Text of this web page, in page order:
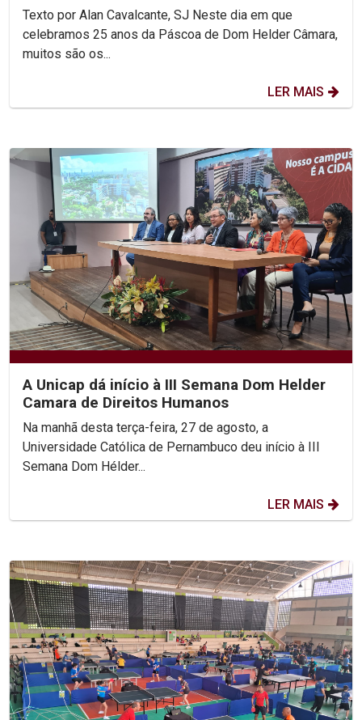
Texto por Alan Cavalcante, SJ Neste dia em que
celebramos 25 anos da Páscoa de Dom Helder Câmara,
muitos são os...
LER MAIS
A Unicap dá início à III Semana Dom Helder
Camara de Direitos Humanos
Na manhã desta terça-feira, 27 de agosto, a
Universidade Católica de Pernambuco deu início à III
Semana Dom Hélder...
LER MAIS